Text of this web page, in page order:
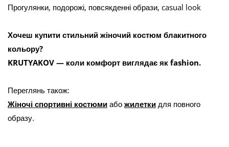
Прогулянки, подорожі, повсякденні образи, casual look
Хочеш купити стильний жіночий костюм блакитного
кольору?
KRUTYAKOV — коли комфорт виглядає як fashion.
Переглянь також:
Жіночі спортивні костюми або жилетки для повного
образу.